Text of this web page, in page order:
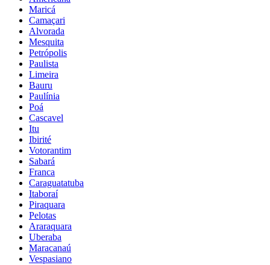
Maricá
Camaçari
Alvorada
Mesquita
Petrópolis
Paulista
Limeira
Bauru
Paulínia
Poá
Cascavel
Itu
Ibirité
Votorantim
Sabará
Franca
Caraguatatuba
Itaboraí
Piraquara
Pelotas
Araraquara
Uberaba
Maracanaú
Vespasiano